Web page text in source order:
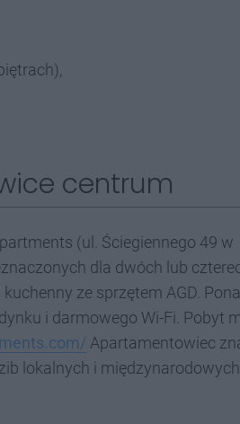
centrum
(ul. Ściegiennego 49 w
dla dwóch lub
ze sprzętem AGD.
i darmowego Wi-Fi. Pobyt
Apartamentowiec
lokalnych i międzynarodowych